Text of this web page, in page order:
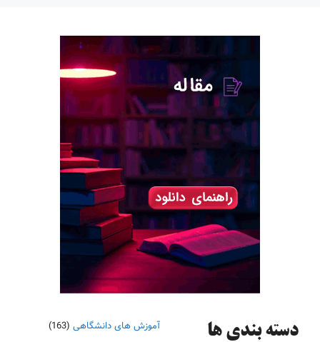
دسته‌ بندی ها آموزش های دانشگاهی (163)